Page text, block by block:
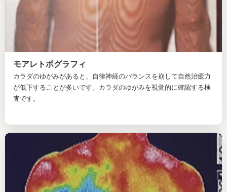
モアレトポグラフィ
カラダのゆがみがあると、自律神経のバランスを崩して自然治癒力
が低下することが多いです。カラダのゆがみを視覚的に確認する検
査です。